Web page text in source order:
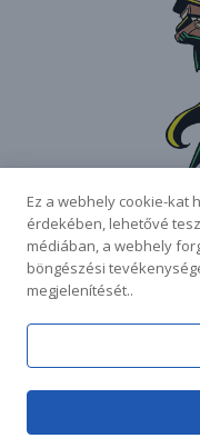
Search
AKTUALITÁSOK
BEMUTATKOZÁS
GYŰJTEMÉNY
Ez a webhely cookie-kat
érdekében, lehetővé
médiában, a webhely
böngészési
megjelenítését..